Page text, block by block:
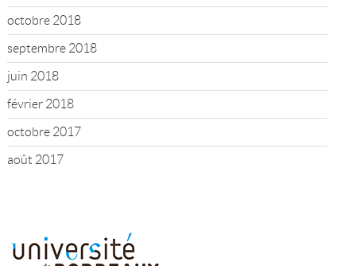
octobre 2018
septembre 2018
juin 2018
février 2018
octobre 2017
août 2017